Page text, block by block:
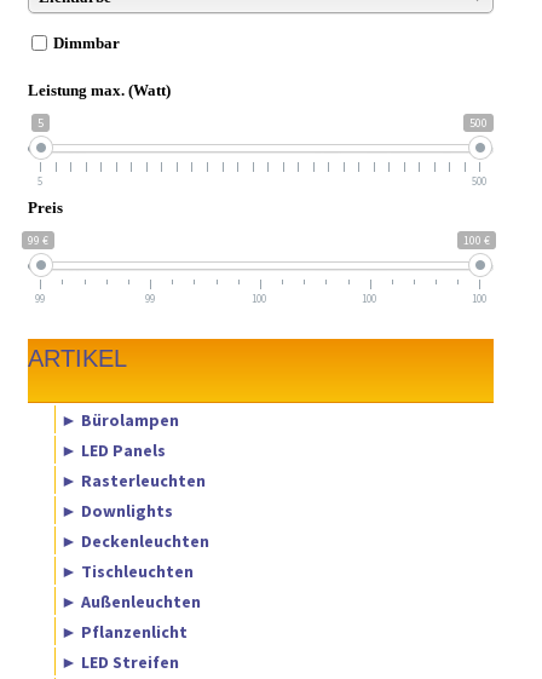
Dimmbar
Leistung max. (Watt)
5 500
5 500
Preis
99 € 100 €
99 99 100 100 100
ARTIKEL
► Bürolampen
► LED Panels
► Rasterleuchten
► Downlights
► Deckenleuchten
► Tischleuchten
► Außenleuchten
► Pflanzenlicht
► LED Streifen